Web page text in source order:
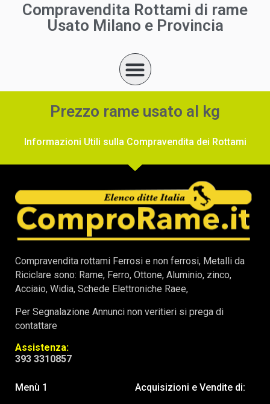
Compravendita Rottami di rame
Usato Milano e Provincia
Prezzo rame usato al kg
Informazioni Utili sulla Compravendita dei Rottami
Compravendita rottami Ferrosi e non ferrosi, Metalli da
Riciclare sono: Rame, Ferro, Ottone, Aluminio, zinco,
Acciaio, Widia, Schede Elettroniche Raee,
Per Segnalazione Annunci non veritieri si prega di
contattare
Assistenza:
393 3310857
Menù 1
Acquisizioni e Vendite di: